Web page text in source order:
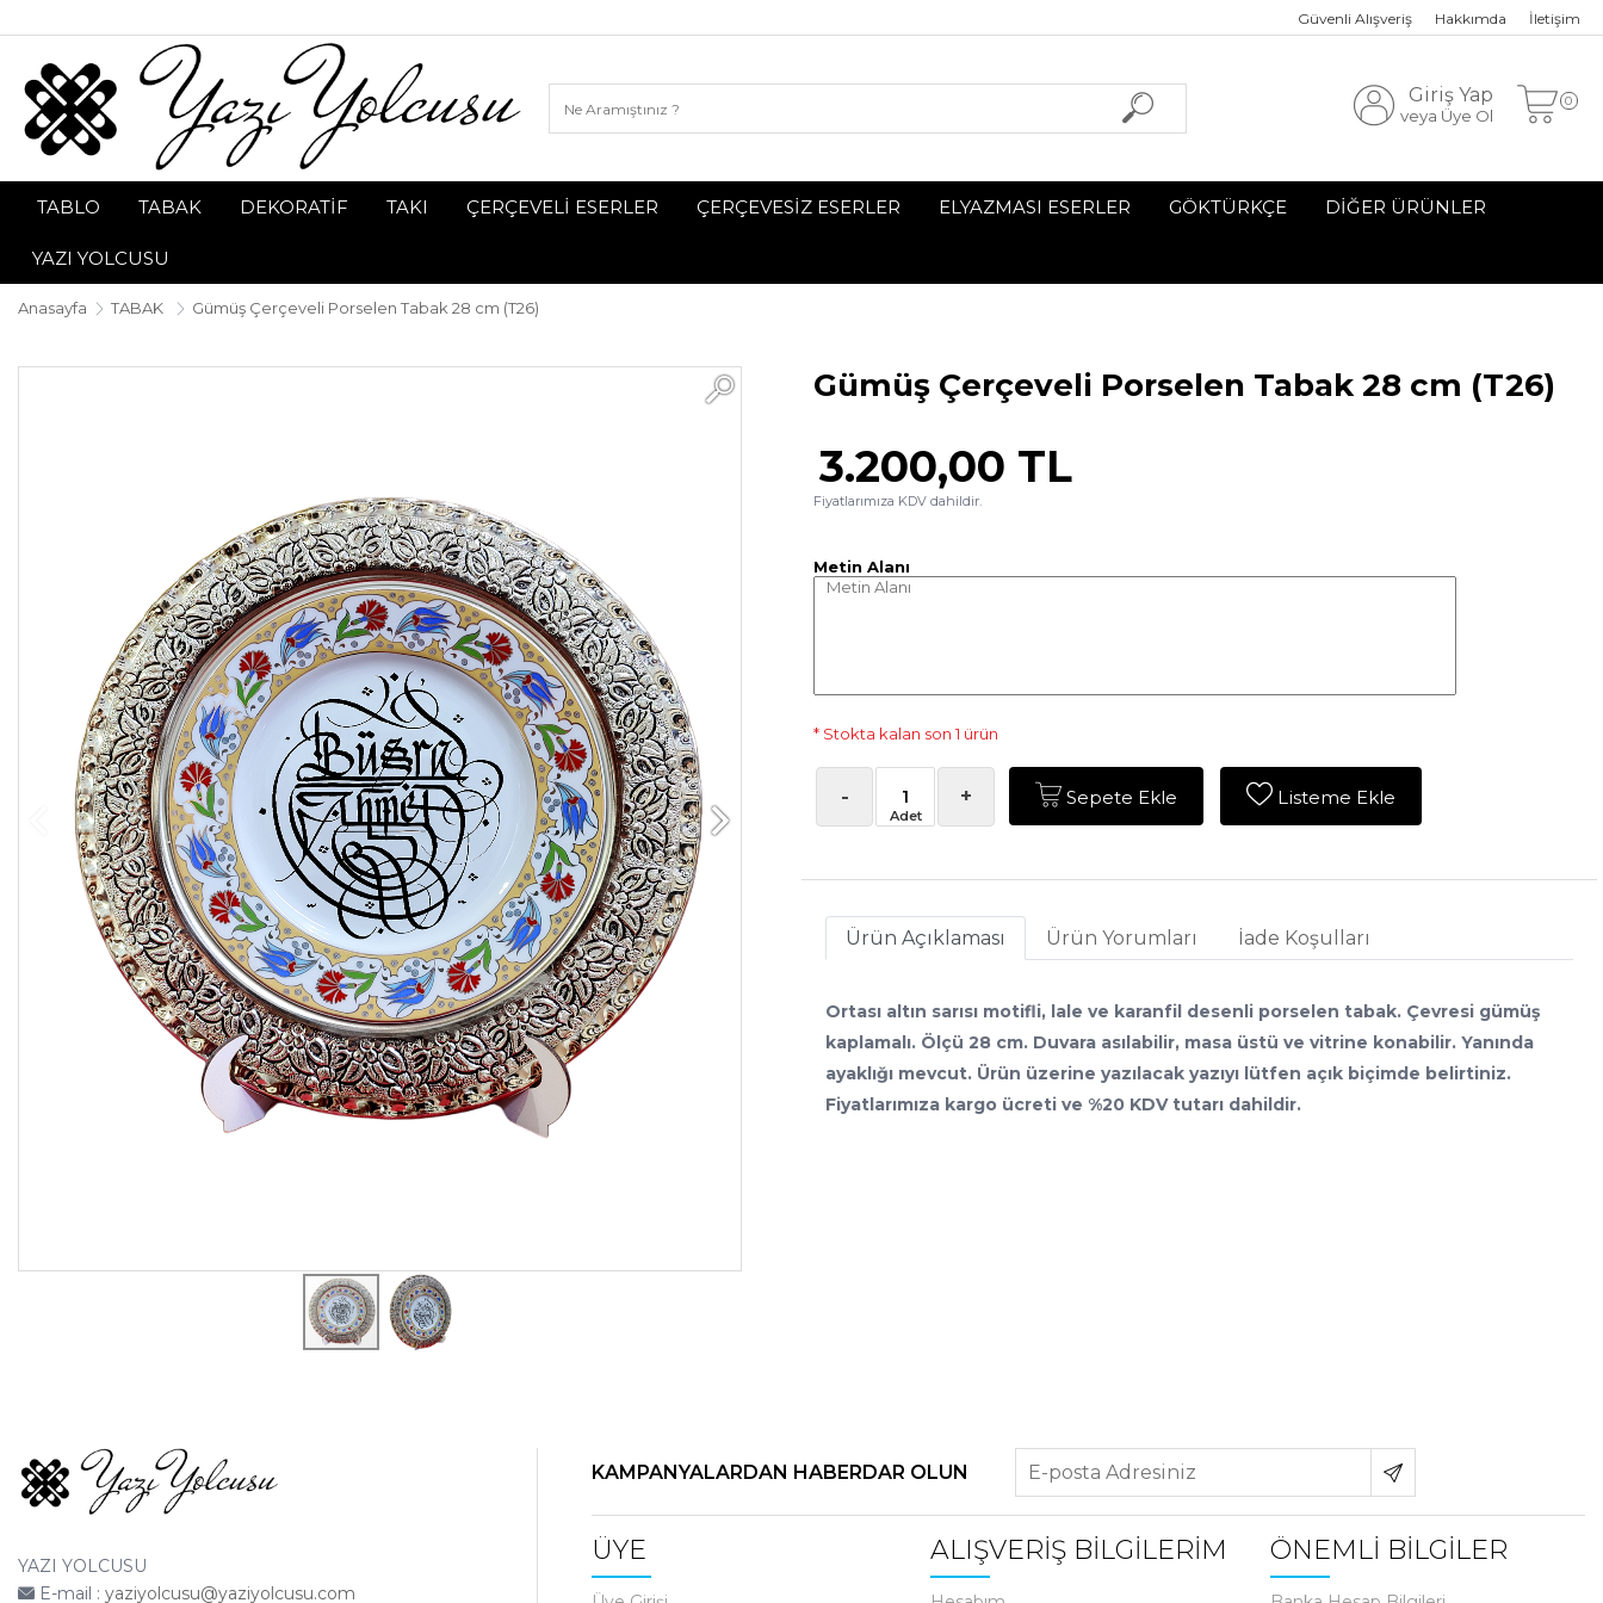
Güvenli Alışveriş Hakkımda İletişim
Giriş Yap
veya Üye Ol
0
TABLO TABAK DEKORATİF TAKI ÇERÇEVELİ ESERLER ÇERÇEVESİZ ESERLER ELYAZMASI ESERLER GÖKTÜRKÇE DİĞER ÜRÜNLER
YAZI YOLCUSU
Anasayfa TABAK Gümüş Çerçeveli Porselen Tabak 28 cm (T26)
Gümüş Çerçeveli Porselen Tabak 28 cm (T26)
3.200,00 TL
Fiyatlarımıza KDV dahildir.
Metin Alanı
* Stokta kalan son 1 ürün
- + Sepete Ekle Listeme Ekle
Ürün Açıklaması Ürün Yorumları İade Koşulları
Ortası altın sarısı motifli, lale ve karanfil desenli porselen tabak. Çevresi gümüş
kaplamalı. Ölçü 28 cm. Duvara asılabilir, masa üstü ve vitrine konabilir. Yanında
ayaklığı mevcut. Ürün üzerine yazılacak yazıyı lütfen açık biçimde belirtiniz.
Fiyatlarımıza kargo ücreti ve %20 KDV tutarı dahildir.
YAZI YOLCUSU
E-mail : yaziyolcusu@yaziyolcusu.com
KAMPANYALARDAN HABERDAR OLUN
ÜYE ALIŞVERİŞ BİLGİLERİM ÖNEMLİ BİLGİLER